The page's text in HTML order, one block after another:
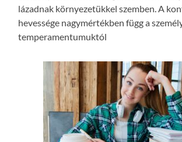
lázadnak környezetükkel szemben. A
hevessége nagymértékben függ a
temperamentumuktól